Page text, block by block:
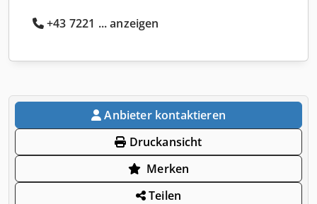
+43 7221 ... anzeigen
Anbieter kontaktieren
Druckansicht
Merken
Teilen